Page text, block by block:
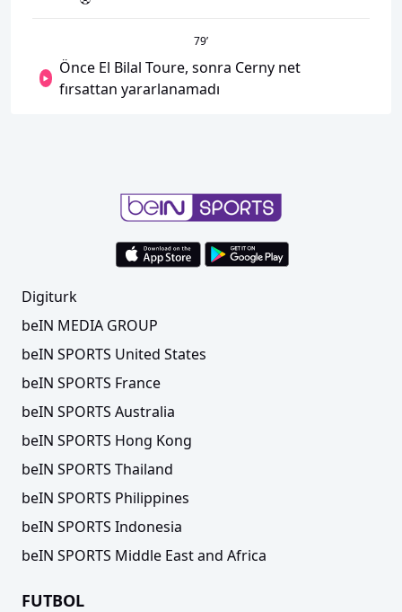
79’
Önce El Bilal Toure, sonra Cerny net
fırsattan yararlanamadı
Digiturk
beIN MEDIA GROUP
beIN SPORTS United States
beIN SPORTS France
beIN SPORTS Australia
beIN SPORTS Hong Kong
beIN SPORTS Thailand
beIN SPORTS Philippines
beIN SPORTS Indonesia
beIN SPORTS Middle East and Africa
FUTBOL